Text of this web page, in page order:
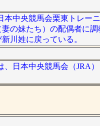
本中央競馬会栗東トレ
の妹たち）の配偶者に
川姓に戻っている。
、日本中央競馬会（JRA